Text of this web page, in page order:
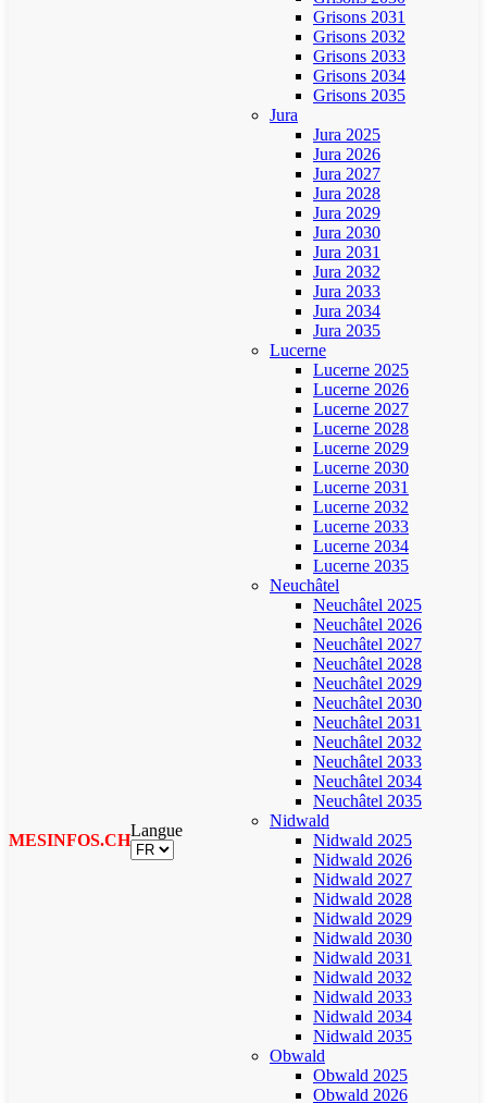
MESINFOS.CH
Langue
Grisons 2031
Grisons 2032
Grisons 2033
Grisons 2034
Grisons 2035
Jura
Jura 2025
Jura 2026
Jura 2027
Jura 2028
Jura 2029
Jura 2030
Jura 2031
Jura 2032
Jura 2033
Jura 2034
Jura 2035
Lucerne
Lucerne 2025
Lucerne 2026
Lucerne 2027
Lucerne 2028
Lucerne 2029
Lucerne 2030
Lucerne 2031
Lucerne 2032
Lucerne 2033
Lucerne 2034
Lucerne 2035
Neuchâtel
Neuchâtel 2025
Neuchâtel 2026
Neuchâtel 2027
Neuchâtel 2028
Neuchâtel 2029
Neuchâtel 2030
Neuchâtel 2031
Neuchâtel 2032
Neuchâtel 2033
Neuchâtel 2034
Neuchâtel 2035
Nidwald
Nidwald 2025
Nidwald 2026
Nidwald 2027
Nidwald 2028
Nidwald 2029
Nidwald 2030
Nidwald 2031
Nidwald 2032
Nidwald 2033
Nidwald 2034
Nidwald 2035
Obwald
Obwald 2025
Obwald 2026